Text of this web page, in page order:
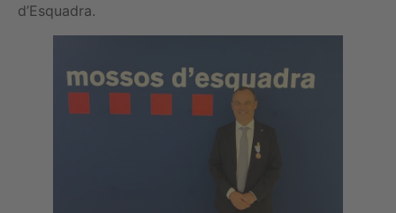
d’Esquadra.